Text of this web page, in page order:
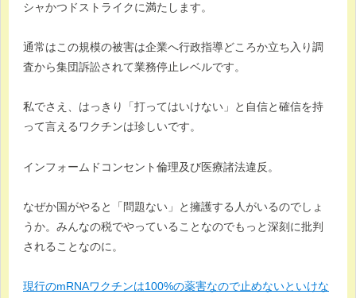
シャかつドストライクに満たします。
通常はこの規模の被害は企業へ行政指導どころか立ち入り調
査から集団訴訟されて業務停止レベルです。
私でさえ、はっきり「打ってはいけない」と自信と確信を持
って言えるワクチンは珍しいです。
インフォームドコンセント倫理及び医療諸法違反。
なぜか国がやると「問題ない」と擁護する人がいるのでしょ
うか。みんなの税でやっていることなのでもっと深刻に批判
されることなのに。
現行のmRNAワクチンは100%の薬害なので止めないといけな